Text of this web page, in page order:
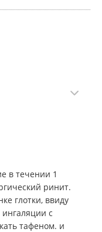
в течении 1
ринит.
глотки, ввиду
с
тафеном. и